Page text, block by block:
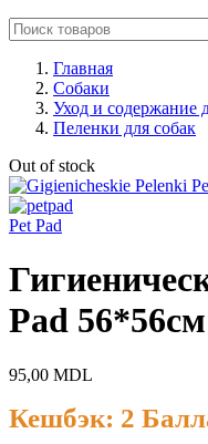
Главная
Cобаки
Уход и содержание
Пеленки для собак
Out of stock
Pet Pad
Pad
95,00 MDL
Кешбэк: 2